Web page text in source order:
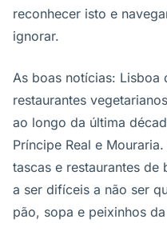
reconhecer isto e
ignorar.
As boas notícias: Lisboa
restaurantes
ao longo da última
Príncipe Real e
tascas e restaurantes
a ser difíceis a não ser
pão, sopa e peixinhos